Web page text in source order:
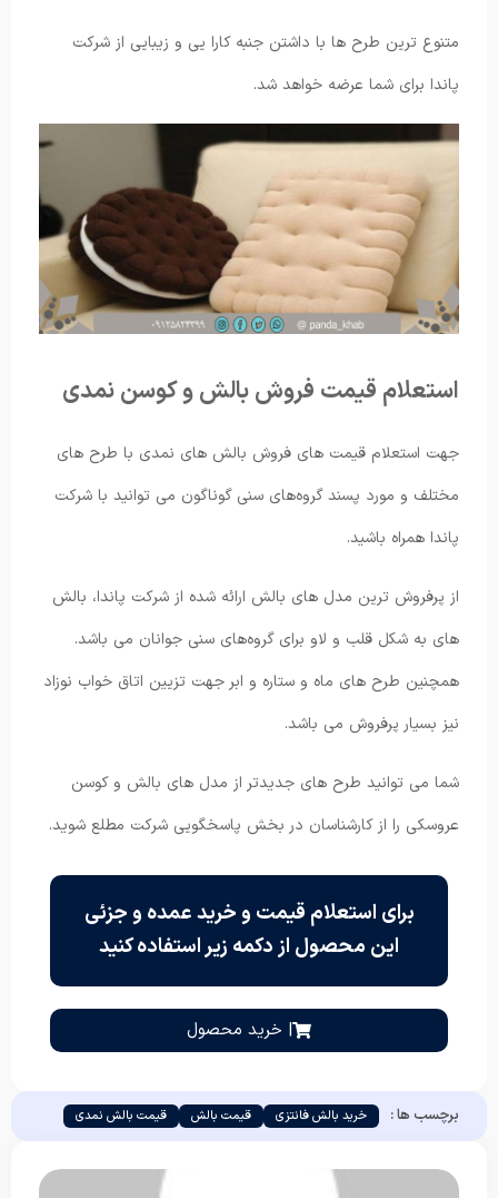
متنوع ترین طرح ها با داشتن جنبه کارا یی و زیبایی از شرکت
پاندا برای شما عرضه خواهد شد.
استعلام قیمت فروش بالش و کوسن نمدی
جهت استعلام قیمت های فروش بالش های نمدی با طرح های
مختلف و مورد پسند گروه‌های سنی گوناگون می توانید با شرکت
پاندا همراه باشید.
از پرفروش ترین مدل های بالش ارائه شده از شرکت پاندا، بالش
های به شکل قلب و لاو برای گروه‌های سنی جوانان می باشد.
همچنین طرح های ماه و ستاره و ابر جهت تزیین اتاق خواب نوزاد
نیز بسیار پرفروش می باشد.
شما می توانید طرح های جدیدتر از مدل های بالش و کوسن
عروسکی را از کارشناسان در بخش پاسخگویی شرکت مطلع شوید.
برای استعلام قیمت و خرید عمده و جزئی
این محصول از دکمه زیر استفاده کنید
| خرید محصول
برچسب ها : خرید بالش فانتزی قیمت بالش قیمت بالش نمدی